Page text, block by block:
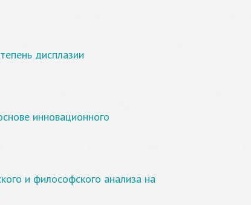
дисплазии
инновационного
и философского анализа на